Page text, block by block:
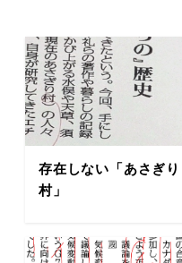
存在しない「あさぎり
村」